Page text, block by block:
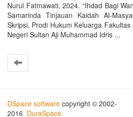
Nurul Fatmawati, 2024. “Ihdad Bagi
Samarinda Tinjauan Kaidah Al-
Skripsi, Prodi Hukum Keluarga
Negeri Sultan Aji Muhammad Idris ...
DSpace software copyright © 2002-
2016 DuraSpace